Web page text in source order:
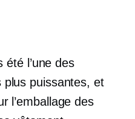
été l’une des
plus puissantes, et
l’emballage des